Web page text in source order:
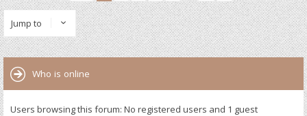
Jump to
Who is online
Users browsing this forum: No registered users and 1 guest